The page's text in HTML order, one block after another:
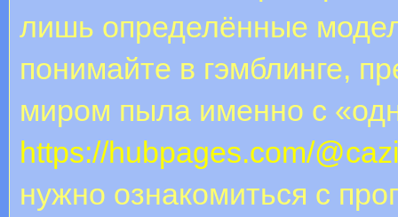
лишь определённые
понимайте в гэмблинге,
миром пыла именно с
https://hubpages.com/
нужно ознакомиться с